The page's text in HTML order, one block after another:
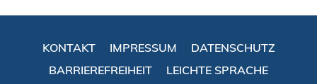
KONTAKT IMPRESSUM
DATENSCHUTZ
BARRIEREFREIHEIT
LEICHTE SPRACHE